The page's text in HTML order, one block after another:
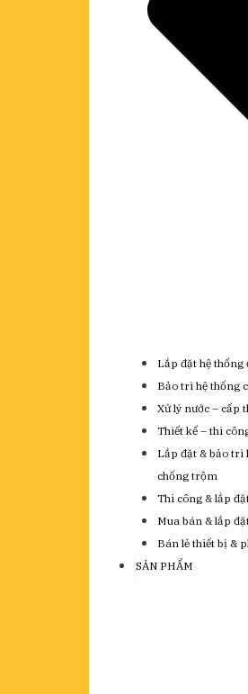
Lắp đặt hệ
Bảo trì hệ thống
Xử lý nước – cấp
Thiết kế – thi
Lắp đặt & bảo trì
chống trộm
Thi công & lắp
Mua bán & lắp
Bán lẻ thiết bị &
SẢN PHẨM